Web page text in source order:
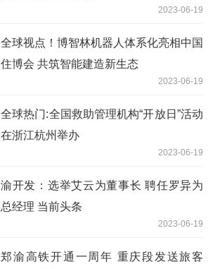
2023-06-19
全球视点！博智林机器人体系化亮相中国
住博会 共筑智能建造新生态
2023-06-19
全球热门:全国救助管理机构“开放日”活动
在浙江杭州举办
2023-06-19
渝开发：选举艾云为董事长 聘任罗异为
总经理 当前头条
2023-06-19
郑渝高铁开通一周年 重庆段发送旅客